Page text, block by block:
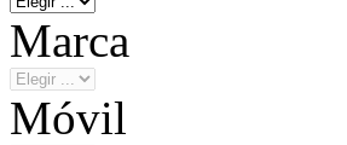
Marca
Móvil